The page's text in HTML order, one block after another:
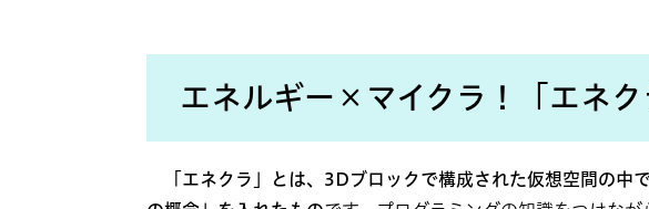
エネルギー×マイクラ！「エネ
「エネクラ」とは、3Dブロックで構成された仮想空間の中